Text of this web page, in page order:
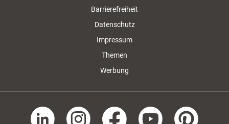
Barrierefreiheit
Datenschutz
Impressum
Themen
Werbung